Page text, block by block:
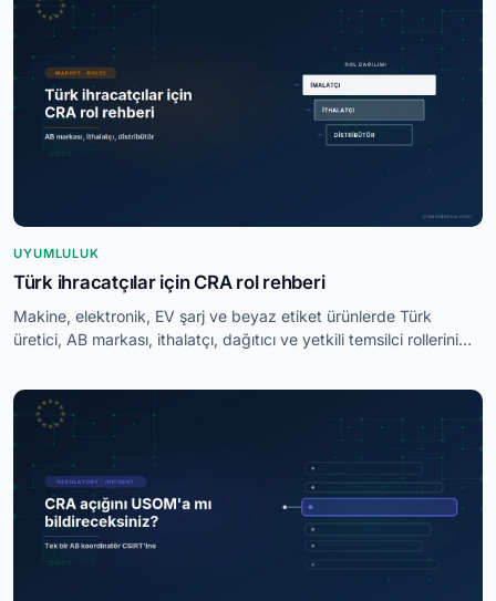
UYUMLULUK
Türk ihracatçılar için CRA rol rehberi
Makine, elektronik, EV şarj ve beyaz etiket ürünlerde Türk
üretici, AB markası, ithalatçı, dağıtıcı ve yetkili temsilci rollerini